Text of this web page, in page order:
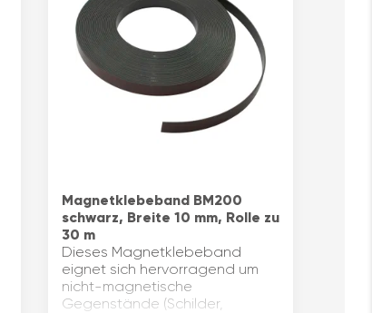
Magnetklebeband BM200
schwarz, Breite 10 mm, Rolle zu
30 m
Dieses Magnetklebeband
eignet sich hervorragend um
nicht-magnetische
Gegenstände (Schilder,